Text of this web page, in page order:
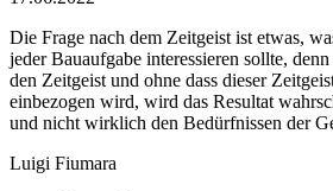
Die Frage nach dem Zeitgeist ist etwas,
jeder Bauaufgabe interessieren sollte,
den Zeitgeist und ohne dass dieser
einbezogen wird, wird das Resultat
und nicht wirklich den Bedürfnissen der
Luigi Fiumara